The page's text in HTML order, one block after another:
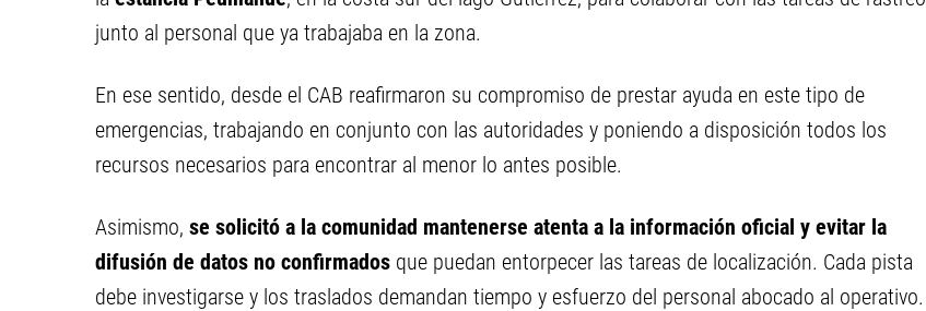
junto al personal que ya trabajaba en la zona.
En ese sentido, desde el CAB reafirmaron su compromiso de prestar ayuda en este tipo de
emergencias, trabajando en conjunto con las autoridades y poniendo a disposición todos los
recursos necesarios para encontrar al menor lo antes posible.
Asimismo, se solicitó a la comunidad mantenerse atenta a la información oficial y evitar la
difusión de datos no confirmados que puedan entorpecer las tareas de localización. Cada pista
debe investigarse y los traslados demandan tiempo y esfuerzo del personal abocado al operativo.